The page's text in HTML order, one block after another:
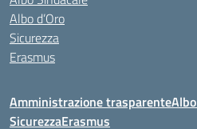
Albo d’Oro
Sicurezza
Erasmus
Amministrazione trasparente
SicurezzaErasmus